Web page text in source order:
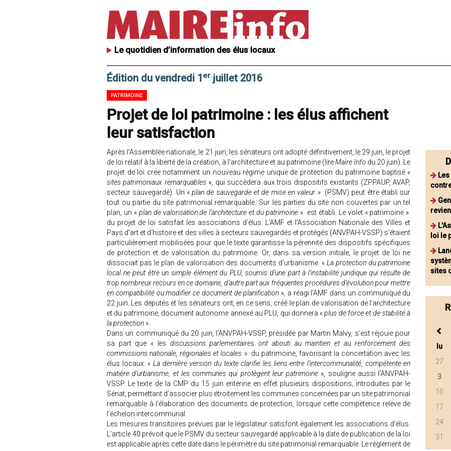
Le quotidien d’information des élus locaux
Édition du vendredi 1 er juillet 2016
PATRIMOINE
Projet de loi patrimoine : les élus affichent
leur satisfaction
Après l’Assemblée nationale, le 21 juin, les sénateurs ont adopté définitivement, le 29 juin, le projet
de loi relatif à la liberté de la création, à l'architecture et au patrimoine (lireMaire Info du 20 juin). Le
projet de loi crée notamment un nouveau régime unique de protection du patrimoine baptisé «
sites patrimoniaux remarquables», qui succèdera aux trois dispositifs existants (ZPPAUP, AVAP,
secteur sauvegardé). Un «plan de sauvegarde et de mise en valeur » (PSMV) peut être établi sur
tout ou partie du site patrimonial remarquable. Sur les parties du site non couvertes par un tel
plan, un « plan de valorisation de l’architecture et du patrimoine » est établi. Le volet « patrimoine »
du projet de loi satisfait les associations d’élus. L’AMF et l'Association Nationale des Villes et
Pays d'art et d'histoire et des villes à secteurs sauvegardés et protégés (ANVPAH-VSSP) s’étaient
particulièrement mobilisées pour que le texte garantisse la pérennité des dispositifs spécifiques
de protection et de valorisation du patrimoine. Or, dans sa version initiale, le projet de loi ne
dissociait pas le plan de valorisation des documents d’urbanisme. « La protection du patrimoine
local ne peut être un simple élément du PLU, soumis d’une part à l’instabilité juridique qui résulte de
trop nombreux recours en ce domaine, d’autre part aux fréquentes procédures d’évolution pour mettre
en compatibilité ou modifier ce document de planification », a réagi l’AMF dans un communiqué du
22 juin. Les députés et les sénateurs ont, en ce sens, créé le plan de valorisation de l’architecture
et du patrimoine, document autonome annexé au PLU, qui donnera « plus de force et de stabilité à
la protection ».
Dans un communiqué du 20 juin, l’ANVPAH-VSSP, présidée par Martin Malvy, s’est réjouie pour
sa part que « les discussions parlementaires ont abouti au maintien et au renforcement des
commissions nationale, régionales et locales » du patrimoine, favorisant la concertation avec les
élus locaux. « La dernière version du texte clarifie les liens entre l’intercommunalité, compétente en
matière d’urbanisme, et les communes qui protègent leur patrimoine », souligne aussi l’ANVPAH-
VSSP. Le texte de la CMP du 15 juin entérine en effet plusieurs dispositions, introduites par le
Sénat, permettant d’associer plus étroitement les communes concernées par un site patrimonial
remarquable à l’élaboration des documents de protection, lorsque cette compétence relève de
l’échelon intercommunal.
Les mesures transitoires prévues par le législateur satisfont également les associations d’élus.
L’article 40 prévoit que le PSMV du secteur sauvegardé applicable à la date de publication de la loi
est applicable après cette date dans le périmètre du site patrimonial remarquable. Le règlement de
loi le
sites
lu
27
3
10
17
24
31